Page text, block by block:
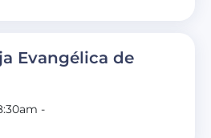
Evangélica de
-